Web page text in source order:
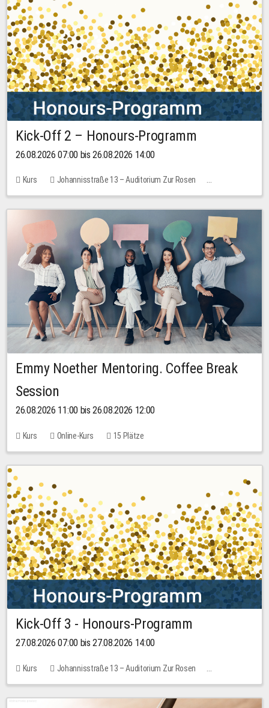
Kick-Off 2 – Honours-Programm
26.08.2026 07:00 bis 26.08.2026 14:00
Kurs
Johannisstraße 13 – Auditorium Zur Rosen
Keine freien Plätze
Emmy Noether Mentoring. Coffee Break
Session
26.08.2026 11:00 bis 26.08.2026 12:00
Kurs Online-Kurs 15 Plätze
Kick-Off 3 - Honours-Programm
27.08.2026 07:00 bis 27.08.2026 14:00
Kurs
Johannisstraße 13 – Auditorium Zur Rosen
11 Plätze